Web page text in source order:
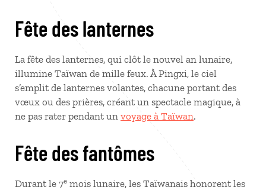
Fête des lanternes
La fête des lanternes, qui clôt le nouvel an lunaire,
illumine Taïwan de mille feux. À Pingxi, le ciel
s’emplit de lanternes volantes, chacune portant des
vœux ou des prières, créant un spectacle magique, à
ne pas rater pendant un voyage à Taïwan.
Fête des fantômes
Durant le 7e mois lunaire, les Taïwanais honorent les